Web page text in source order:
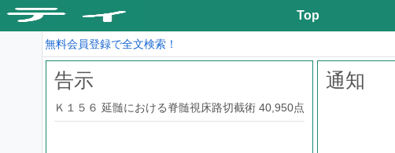
Top
無料会員登録で全文検索！
告示
Ｋ１５６ 延髄における脊髄視床路切截術 40,950点
通知